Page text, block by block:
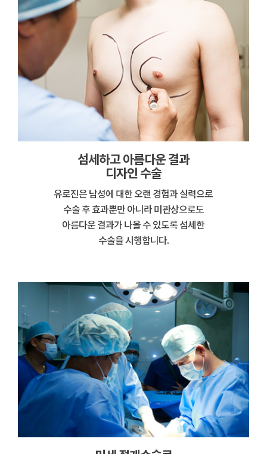
섬세하고 아름다운 결과
디자인 수술
유로진은 남성에 대한 오랜 경험과 실력으로
수술 후 효과뿐만 아니라 미관상으로도
아름다운 결과가 나올 수 있도록 섬세한
수술을 시행합니다.